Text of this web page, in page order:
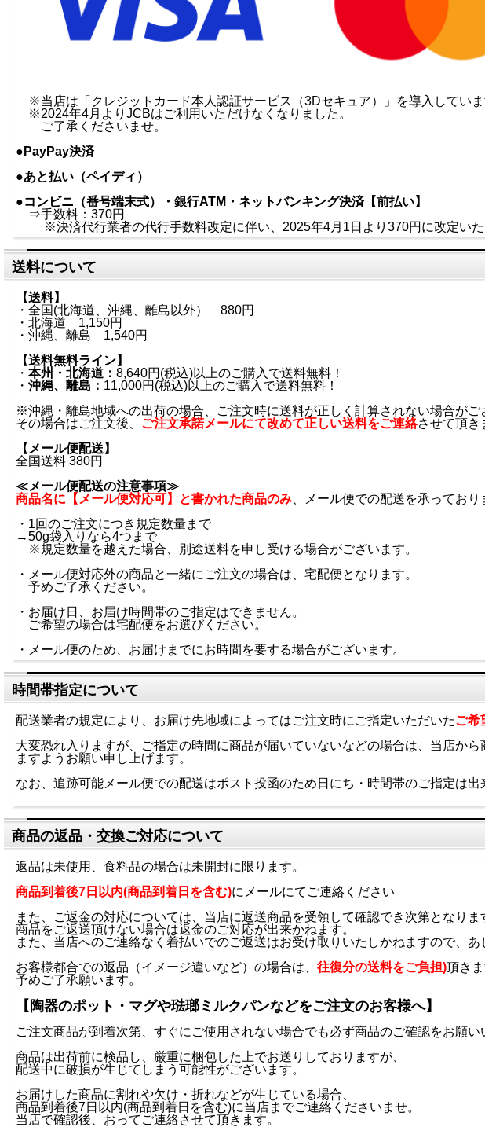
※当店は「クレジットカード本人認証サービス（3Dセキュア）」を導入していま
※2024年4月よりJCBはご利用いただけなくなりました。
ご了承くださいませ。
●PayPay決済
●あと払い（ペイディ）
●コンビニ（番号端末式）・銀行ATM・ネットバンキング決済【前払い】
⇒手数料：370円
※決済代行業者の代行手数料改定に伴い、2025年4月1日より370円に改定いた
送料について
【送料】
・全国(北海道、沖縄、離島以外） 880円
・北海道 1,150円
・沖縄、離島 1,540円
【送料無料ライン】
・ 本州・北海道： 8,640円(税込)以上のご購入で送料無料！
・ 沖縄、離島： 11,000円(税込)以上のご購入で送料無料！
※沖縄・離島地域への出荷の場合、ご注文時に送料が正しく計算されない場合がご
その場合はご注文後、 ご注文承諾メールにて改めて正しい送料をご連絡させて頂き
【メール便配送】
全国送料 380円
≪メール便配送の注意事項≫
商品名に【メール便対応可】と書かれた商品のみ 、メール便での配送を承っており
・1回のご注文につき規定数量まで
→50g袋入りなら4つまで
※規定数量を越えた場合、別途送料を申し受ける場合がございます。
・メール便対応外の商品と一緒にご注文の場合は、宅配便となります。
予めご了承ください。
・お届け日、お届け時間帯のご指定はできません。
ご希望の場合は宅配便をお選びください。
・メール便のため、お届けまでにお時間を要する場合がございます。
時間帯指定について
配送業者の規定により、お届け先地域によってはご注文時にご指定いただいたご希
大変恐れ入りますが、ご指定の時間に商品が届いていないなどの場合は、当店か
ますようお願い申し上げます。
なお、追跡可能メール便での配送はポスト投函のため日にち・時間帯のご指定は出
商品の返品・交換ご対応について
返品は未使用、食料品の場合は未開封に限ります。
商品到着後7日以内(商品到着日を含む)にメールにてご連絡ください
また、ご返金の対応については、当店に返送商品を受領して確認でき次第となりま
商品をご返送頂けない場合は返金のご対応が出来かねます。
また、当店へのご連絡なく着払いでのご返送はお受け取りいたしかねますので、あ
お客様都合での返品（イメージ違いなど）の場合は、 往復分の送料をご負担)頂きま
予めご了承願います。
【陶器のポット・マグや琺瑯ミルクパンなどをご注文のお客様へ】
ご注文商品が到着次第、すぐにご使用されない場合でも必ず商品のご確認をお願い
商品は出荷前に検品し、厳重に梱包した上でお送りしておりますが、
配送中に破損が生じてしまう可能性がございます。
お届けした商品に割れや欠け・折れなどが生じている場合、
商品到着後7日以内(商品到着日を含む)に当店までご連絡くださいませ。
当店で確認後、おってご連絡させて頂きます。